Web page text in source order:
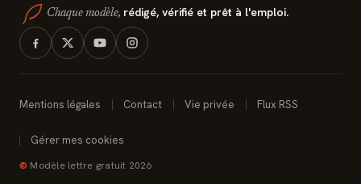
Chaque modèle, rédigé, vérifié et prêt à l'emploi.
Mentions légales Contact Vie privée Flux RSS
Gérer mes cookies
© Modèle lettre gratuit 2026